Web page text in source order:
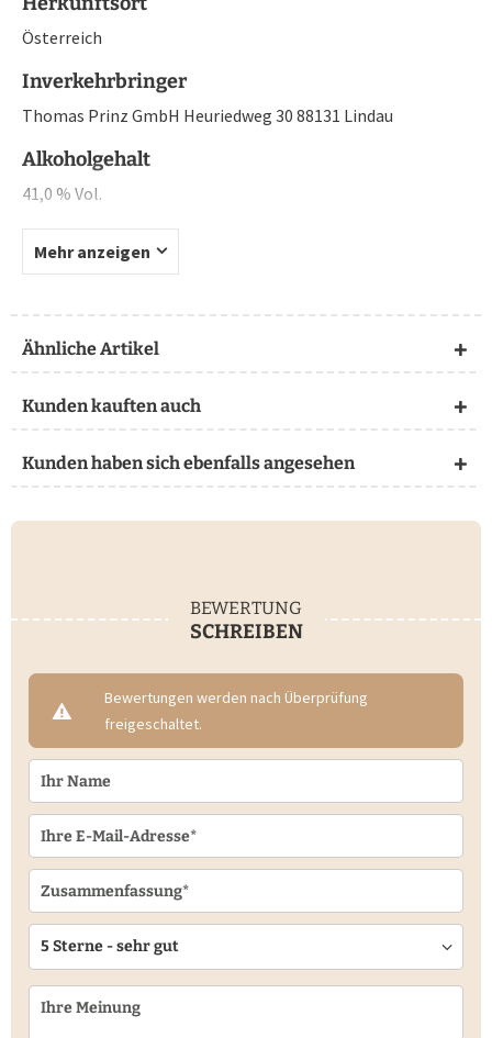
Österreich
Inverkehrbringer
Thomas Prinz GmbH Heuriedweg 30 88131 Lindau
Alkoholgehalt
41,0 % Vol.
Mehr anzeigen
Ähnliche Artikel
Kunden kauften auch
Kunden haben sich ebenfalls angesehen
BEWERTUNG
SCHREIBEN
Bewertungen werden nach Überprüfung
freigeschaltet.